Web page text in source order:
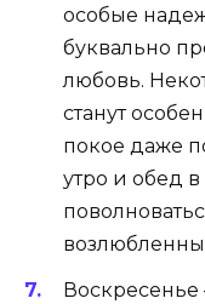
особые
буквально
любовь.
станут
покое даже
утро и обед в